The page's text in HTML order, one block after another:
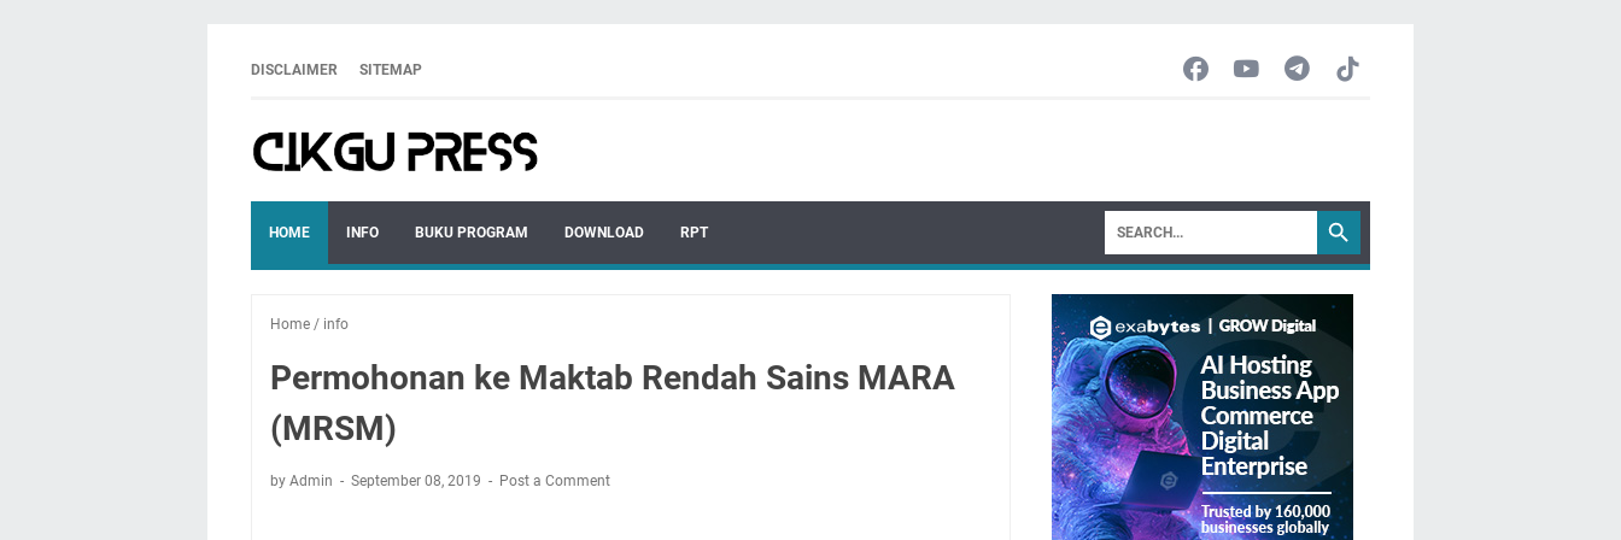
DISCLAIMER SITEMAP
HOME INFO BUKU PROGRAM DOWNLOAD RPT
Home / info
Permohonan ke Maktab Rendah Sains MARA
(MRSM)
by Admin September 08, 2019 Post a Comment